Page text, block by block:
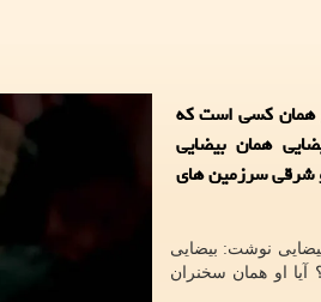
و همان کسی است که
همان بیضایی
شرقی سرزمین های
نوشت: بیضایی
آیا او همان سخنران